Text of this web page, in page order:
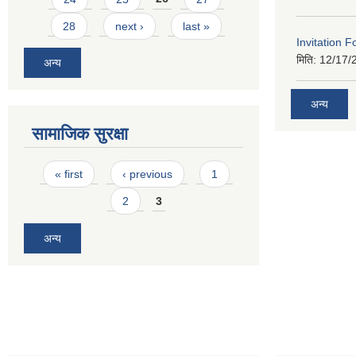
28 next › last »
अन्य
सामाजिक सुरक्षा
Pages
« first ‹ previous 1
2 3
अन्य
Invitation
मिति: 12/17/
अन्य